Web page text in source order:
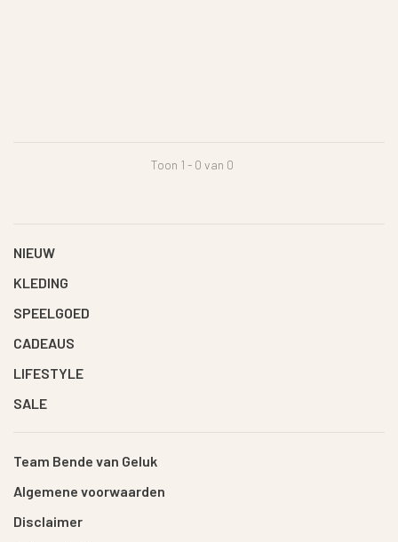
Toon 1 - 0 van 0
NIEUW
KLEDING
SPEELGOED
CADEAUS
LIFESTYLE
SALE
Team Bende van Geluk
Algemene voorwaarden
Disclaimer